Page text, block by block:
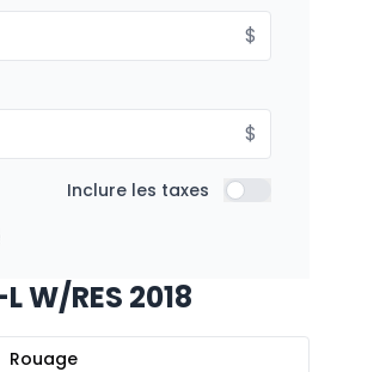
$
$
Inclure les taxes Inclure les taxes
RES 2018
Rouage